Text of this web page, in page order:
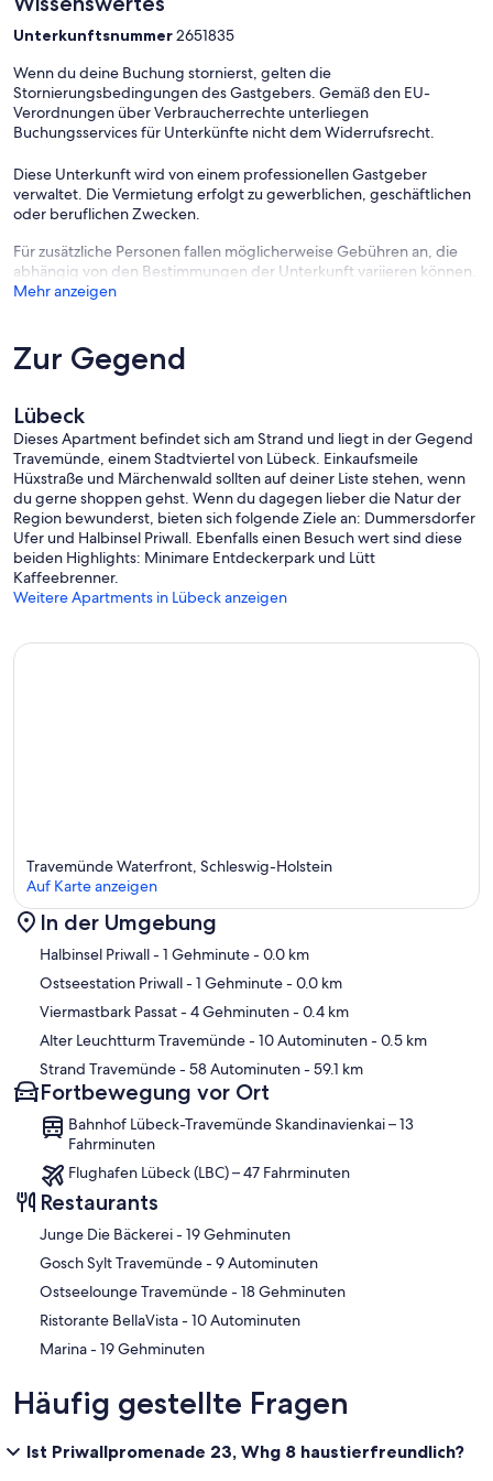
Der Priwall ist eine ca. drei Kilometer lange Halbinsel zwischen
Ostsee und Trave im Osten Schleswig-Holsteins und gehört seit
1226 zu Lübeck. Strandvergnügen, Bademöglichkeiten,
Wassersport und Abenteuer direkt vor der Tür Ihres Feriendomizils.
- Gratis Stellplatz im Parkhaus
- Verbrauchskosten inklusive
Optional:
- Bettwäsche/Handt.: 25.00 EUR/Pro Person/Aufenth.
- Fahrstuhl
- Ein weiteres Kind kostenfrei (max. 4 Jahre alt)
- Haustiere: 2
Unterkunftsnummer2651835
Wenn du deine Buchung stornierst, gelten die
Stornierungsbedingungen des Gastgebers. Gemäß den EU-
Verordnungen über Verbraucherrechte unterliegen
Buchungsservices für Unterkünfte nicht dem Widerrufsrecht.
Diese Unterkunft wird von einem professionellen Gastgeber
verwaltet. Die Vermietung erfolgt zu gewerblichen, geschäftlichen
oder beruflichen Zwecken.
Für zusätzliche Personen fallen möglicherweise Gebühren an, die
abhängig von den Bestimmungen der Unterkunft variieren können.
Mehr anzeigen
Zur Gegend
Lübeck
Dieses Apartment befindet sich am Strand und liegt in der Gegend
Travemünde, einem Stadtviertel von Lübeck. Einkaufsmeile
Hüxstraße und Märchenwald sollten auf deiner Liste stehen, wenn
du gerne shoppen gehst. Wenn du dagegen lieber die Natur der
Region bewunderst, bieten sich folgende Ziele an: Dummersdorfer
Ufer und Halbinsel Priwall. Ebenfalls einen Besuch wert sind diese
beiden Highlights: Minimare Entdeckerpark und Lütt
Kaffeebrenner.
Weitere Apartments in Lübeck anzeigen
Karte
Travemünde Waterfront, Schleswig-Holstein
Auf Karte anzeigen
In der Umgebung
Halbinsel Priwall- 1 Gehminute- 0.0 km
Ostseestation Priwall- 1 Gehminute- 0.0 km
Viermastbark Passat- 4 Gehminuten- 0.4 km
Alter Leuchtturm Travemünde- 10 Autominuten- 0.5 km
Strand Travemünde- 58 Autominuten- 59.1 km
Fortbewegung vor Ort
Bahnhof Lübeck-Travemünde Skandinavienkai – 13
Fahrminuten
Flughafen Lübeck (LBC) – 47 Fahrminuten
Restaurants
‪Junge Die Bäckerei - ‬19 Gehminuten
‪Gosch Sylt Travemünde - ‬9 Autominuten
‪Ostseelounge Travemünde - ‬18 Gehminuten
‪Ristorante BellaVista - ‬10 Autominuten
‪Marina - ‬19 Gehminuten
Häufig gestellte Fragen
Ist Priwallpromenade 23, Whg 8 haustierfreundlich?